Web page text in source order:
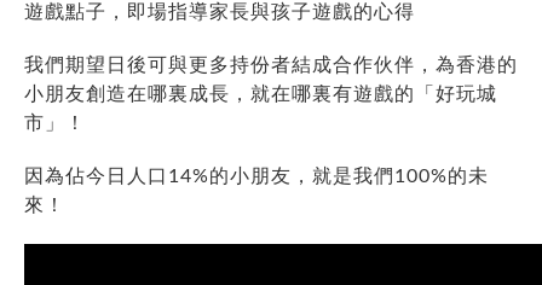
遊戲點子，即場指導家長與孩子遊戲的心得
我們期望日後可與更多持份者結成合作伙伴，為香港的
小朋友創造在哪裏成長，就在哪裏有遊戲的「好玩城
市」！
因為佔今日人口14%的小朋友，就是我們100%的未
來！